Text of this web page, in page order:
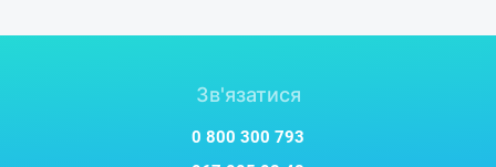
Зв'язатися
0 800 300 793